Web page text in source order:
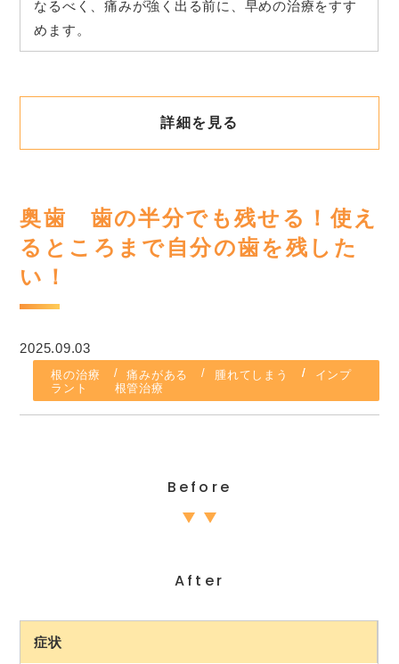
なるべく、痛みが強く出る前に、早めの治療をすす
めます。
詳細を見る
奥歯 歯の半分でも残せる！使え
るところまで自分の歯を残した
い！
2025.09.03
根の治療 痛みがある 腫れてしまう
インプ
ラント
根管治療
Before
After
症状